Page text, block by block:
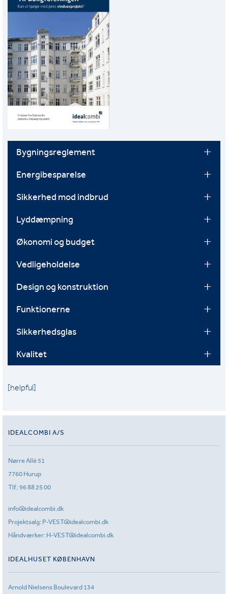
Bygningsreglement
Energibesparelse
Sikkerhed mod indbrud
Lyddæmpning
Økonomi og budget
Vedligeholdelse
Design og konstruktion
Funktionerne
Sikkerhedsglas
Kvalitet
[helpful]
IDEALCOMBI A/S
Nørre Allé 51
7760 Hurup
Tlf.:96 88 25 00
info@idealcombi.dk
Projektsalg: P-VEST@idealcombi.dk
Håndværker: H-VEST@idealcombi.dk
IDEALHUSET KØBENHAVN
Arnold Nielsens Boulevard 134